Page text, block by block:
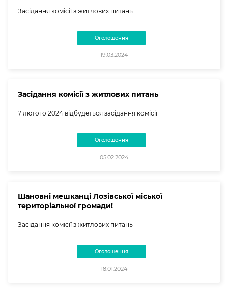
Засідання комісії з житлових питань
Оголошення
19.03.2024
Засідання комісії з житлових питань
7 лютого 2024 відбудеться засідання комісії
Оголошення
05.02.2024
Шановні мешканці Лозівської міської
територіальної громади!
Засідання комісії з житлових питань
Оголошення
18.01.2024